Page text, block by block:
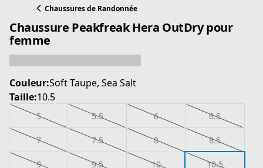
Chaussures de Randonnée
Chaussure Peakfreak Hera OutDry pour
femme
Couleur:Soft Taupe, Sea Salt
Taille:10.5
5 5.5 6 6.5
7 7.5 8 8.5
9 9.5 10 10.5